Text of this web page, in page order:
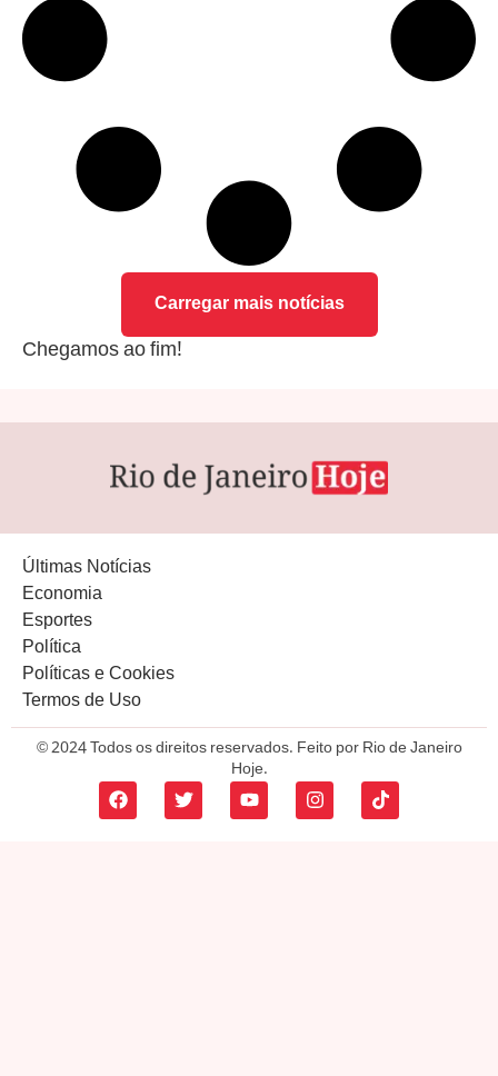
Carregar mais notícias
Chegamos ao fim!
Últimas Notícias
Economia
Esportes
Política
Políticas e Cookies
Termos de Uso
© 2024 Todos os direitos reservados. Feito por Rio de Janeiro
Hoje.